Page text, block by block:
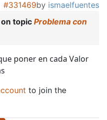
#331469by ismaelfuentes
on topic Problema con
poner en cada Valor
to join the